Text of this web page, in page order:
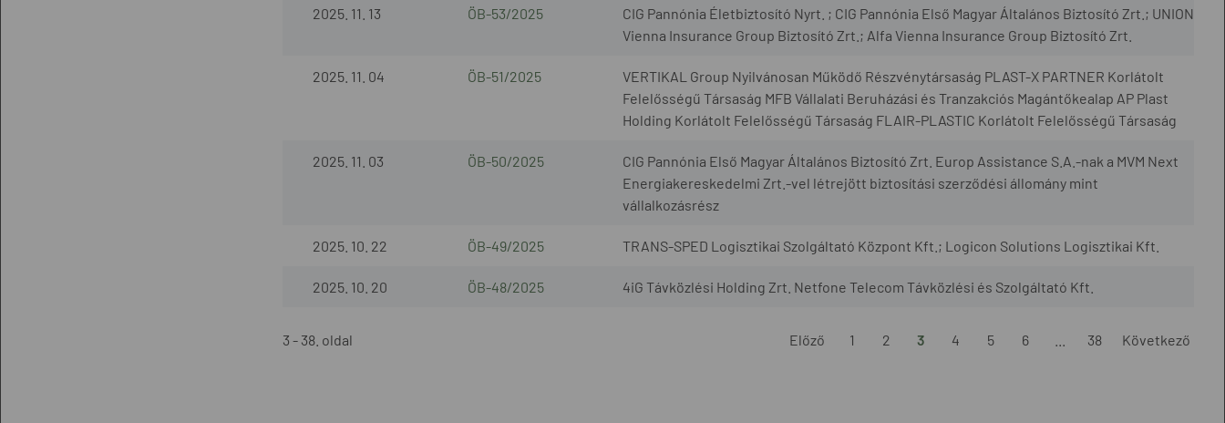
2025. 11. 13 ÖB-53/2025
CIG Pannónia Életbiztosító Nyrt. ; CIG Pannónia Első Magyar Általános Biztosító Zrt.; UNION
Vienna Insurance Group Biztosító Zrt.; Alfa Vienna Insurance Group Biztosító Zrt.
2025. 11. 04 ÖB-51/2025
VERTIKAL Group Nyilvánosan Működő Részvénytársaság PLAST-X PARTNER Korlátolt
Felelősségű Társaság MFB Vállalati Beruházási és Tranzakciós Magántőkealap AP Plast
Holding Korlátolt Felelősségű Társaság FLAIR-PLASTIC Korlátolt Felelősségű Társaság
2025. 11. 03 ÖB-50/2025
CIG Pannónia Első Magyar Általános Biztosító Zrt. Europ Assistance S.A.-nak a MVM Next
Energiakereskedelmi Zrt.-vel létrejött biztosítási szerződési állomány mint
vállalkozásrész
2025. 10. 22 ÖB-49/2025 TRANS-SPED Logisztikai Szolgáltató Központ Kft.; Logicon Solutions Logisztikai Kft.
2025. 10. 20 ÖB-48/2025 4iG Távközlési Holding Zrt. Netfone Telecom Távközlési és Szolgáltató Kft.
3 - 38. oldal Előző 1 2 3 4 5 6 38 Következő